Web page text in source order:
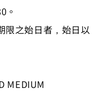
。
限之始日者，始日以
MEDIUM